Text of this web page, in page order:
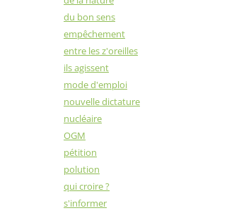
du bon sens
empêchement
entre les z'oreilles
ils agissent
mode d'emploi
nouvelle dictature
nucléaire
OGM
pétition
polution
qui croire ?
s'informer